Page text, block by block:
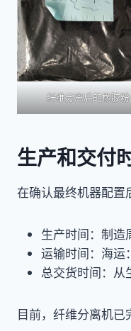
纤维分离后的橡胶粉
生产和交付
在确认最终机器配置
生产时间：制造
运输时间：海运
总交货时间：
目前，纤维分离机已